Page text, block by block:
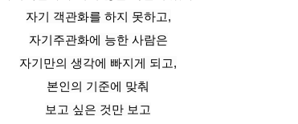
자기 객관화를 하지 못하고,
자기주관화에 능한 사람은
자기만의 생각에 빠지게 되고,
본인의 기준에 맞춰
보고 싶은 것만 보고